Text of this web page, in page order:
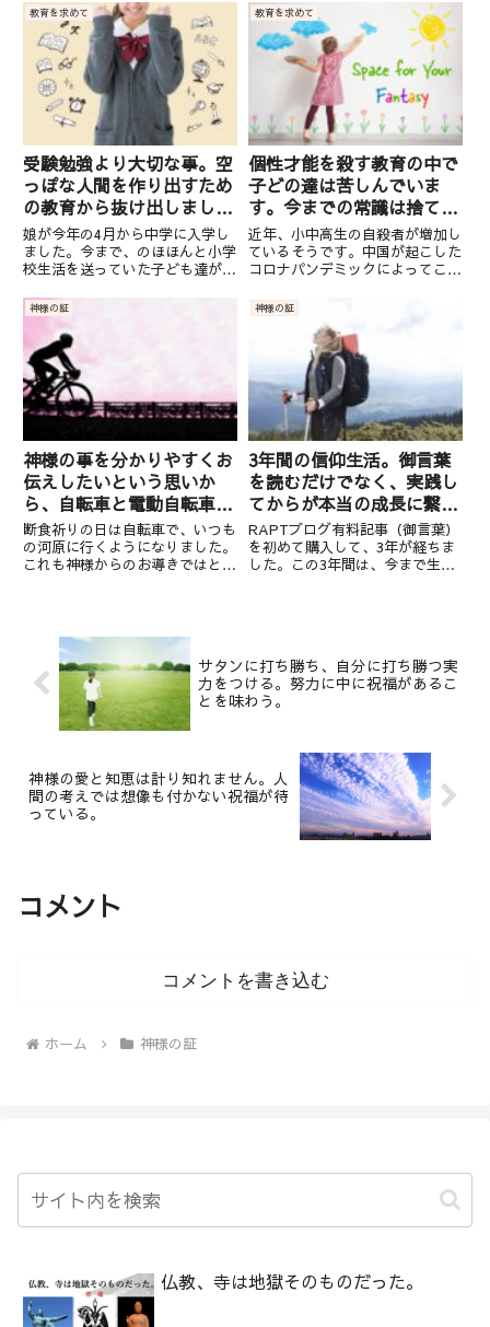
われますが、学校では人間は猿か
ら進化したと習いますし、地球や
宇宙や天体も、ビッグバンという
大爆発によって作られたという
こ...
が、今では体調も一時的に不調に
なることはたまにあっても、長期
間患うことが全くなくなりまし
た。毎年訪れる花粉症も地獄のよ
教育を求めて
受験勉強より大切な事。空
っぽな人間を作り出すため
の教育から抜け出しましょ
う！
娘が今年の4月から中学に入学し
ました。今まで、のほほんと小学
校生活を送っていた子ども達が中
を意識し、勉強するようになった
ようです。私としては、勉強する
ことは大いに良いことだと思うの
ですが、ただ学校の言われるが
ま...
教育を求めて
個性才能を殺す教育の中で
子どの達は苦しんでいま
す。今までの常識は捨てま
しょう。
近年、小中高生の自殺者が増加し
ているそうです。中国が起こした
コロナパンデミックによってこれ
ので、若い子達の精神状態が異常
をきたすのも無理がないと思いま
す。ですが、こちらの記事の自殺
の理由の多くは意外にも、コロ
ナ...
神様の証
神様の事を分かりやすくお
伝えしたいという思いか
ら、自転車と電動自転車の
違いを通して悟ったこと。
断食祈りの日は自転車で、いつも
の河原に行くようになりました。
これも神様からのお導きではと思
です。しかし突然自分の普段使っ
ている電動自転車が使えなくな
り...
神様の証
3年間の信仰生活。御言葉
を読むだけでなく、実践し
てからが本当の成長に繋が
っていきました。
RAPTブログ有料記事（御言葉）
を初めて購入して、3年が経ちま
した。この3年間は、今まで生き
も...
サタンに打ち勝ち、自分に打ち勝つ実
力をつける。努力に中に祝福があるこ
とを味わう。
神様の愛と知恵は計り知れません。人
間の考えでは想像も付かない祝福が待
っている。
コメント
コメントを書き込む
ホーム 神様の証
仏教、寺は地獄そのものだった。